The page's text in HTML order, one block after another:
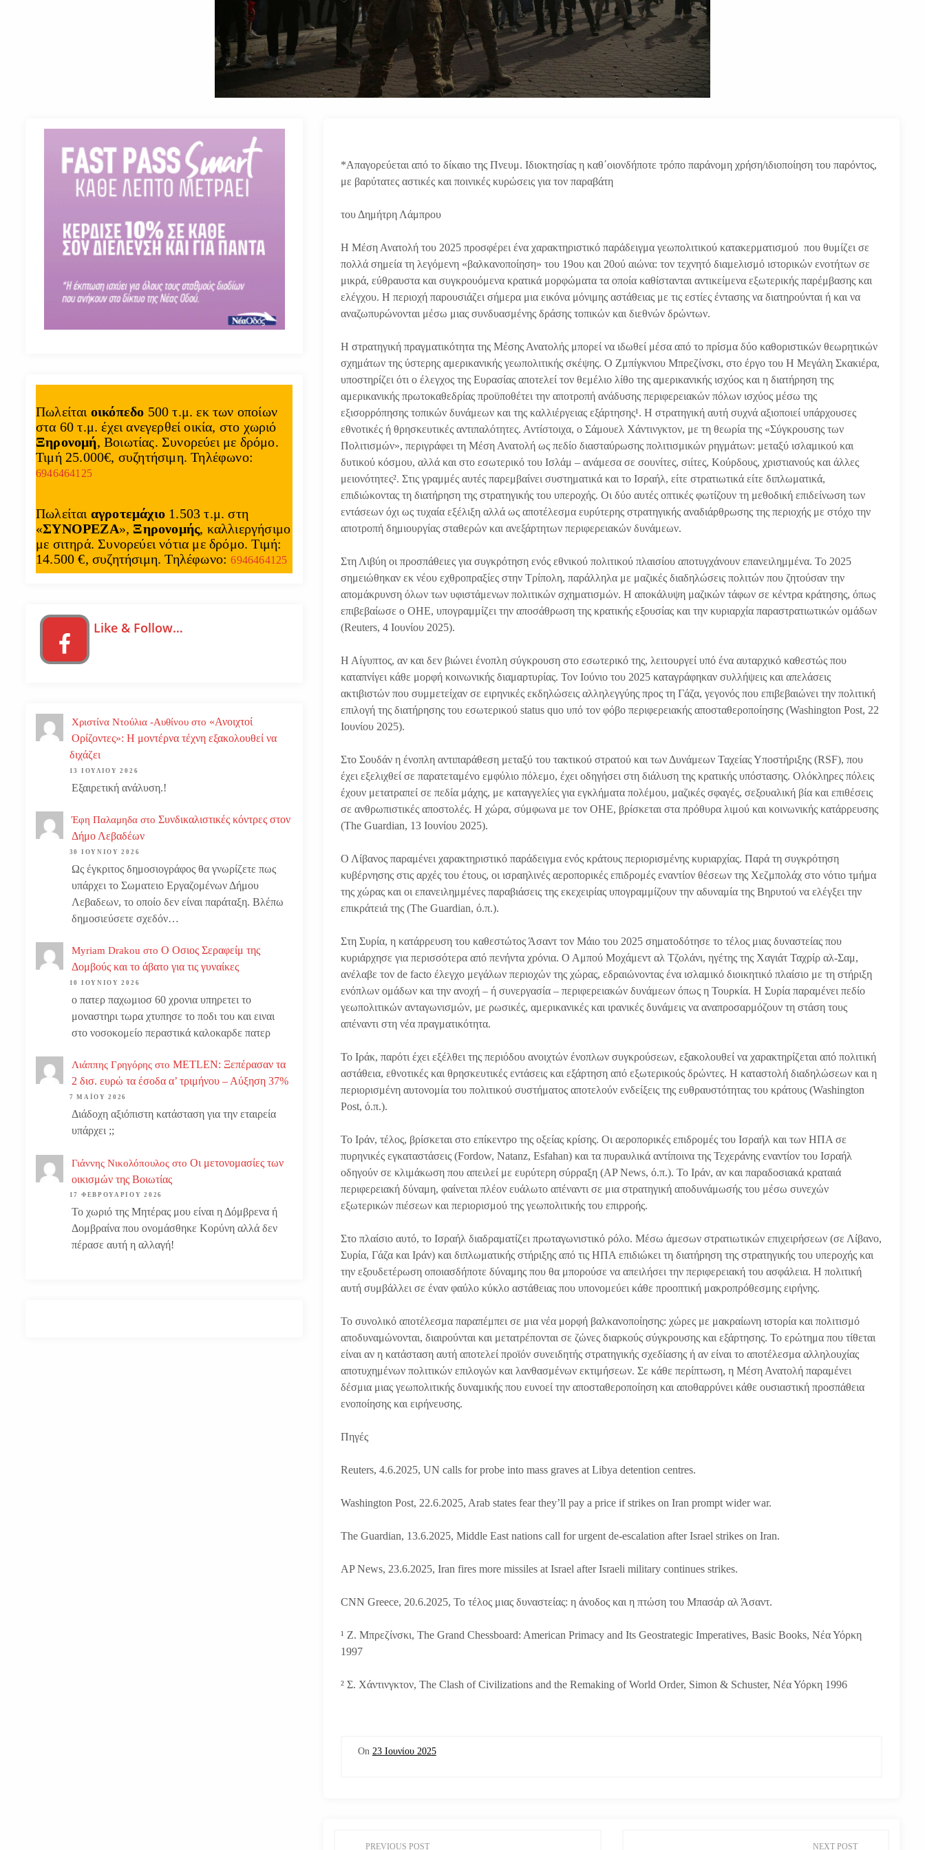
*Απαγορεύεται από το δίκαιο της Πνευμ. Ιδιοκτησίας η καθ΄οιονδήποτε τρόπο παράνομη χρήση/ιδιοποίηση του παρόντος,
με βαρύτατες αστικές και ποινικές κυρώσεις για τον παραβάτη
του Δημήτρη Λάμπρου
Η Μέση Ανατολή του 2025 προσφέρει ένα χαρακτηριστικό παράδειγμα γεωπολιτικού κατακερματισμού που θυμίζει σε
πολλά σημεία τη λεγόμενη «βαλκανοποίηση» του 19ου και 20ού αιώνα: τον τεχνητό διαμελισμό ιστορικών ενοτήτων σε
μικρά, εύθραυστα και συγκρουόμενα κρατικά μορφώματα τα οποία καθίστανται αντικείμενα εξωτερικής παρέμβασης και
ελέγχου. Η περιοχή παρουσιάζει σήμερα μια εικόνα μόνιμης αστάθειας με τις εστίες έντασης να διατηρούνται ή και να
αναζωπυρώνονται μέσω μιας συνδυασμένης δράσης τοπικών και διεθνών δρώντων.
Η στρατηγική πραγματικότητα της Μέσης Ανατολής μπορεί να ιδωθεί μέσα από το πρίσμα δύο καθοριστικών θεωρητικών
σχημάτων της ύστερης αμερικανικής γεωπολιτικής σκέψης. Ο Ζμπίγκνιου Μπρεζίνσκι, στο έργο του Η Μεγάλη Σκακιέρα,
υποστηρίζει ότι ο έλεγχος της Ευρασίας αποτελεί τον θεμέλιο λίθο της αμερικανικής ισχύος και η διατήρηση της
αμερικανικής πρωτοκαθεδρίας προϋποθέτει την αποτροπή ανάδυσης περιφερειακών πόλων ισχύος μέσω της
εξισορρόπησης τοπικών δυνάμεων και της καλλιέργειας εξάρτησης¹. Η στρατηγική αυτή συχνά αξιοποιεί υπάρχουσες
εθνοτικές ή θρησκευτικές αντιπαλότητες. Αντίστοιχα, ο Σάμουελ Χάντινγκτον, με τη θεωρία της «Σύγκρουσης των
Πολιτισμών», περιγράφει τη Μέση Ανατολή ως πεδίο διασταύρωσης πολιτισμικών ρηγμάτων: μεταξύ ισλαμικού και
δυτικού κόσμου, αλλά και στο εσωτερικό του Ισλάμ – ανάμεσα σε σουνίτες, σιίτες, Κούρδους, χριστιανούς και άλλες
μειονότητες². Στις γραμμές αυτές παρεμβαίνει συστηματικά και το Ισραήλ, είτε στρατιωτικά είτε διπλωματικά,
επιδιώκοντας τη διατήρηση της στρατηγικής του υπεροχής. Οι δύο αυτές οπτικές φωτίζουν τη μεθοδική επιδείνωση των
εντάσεων όχι ως τυχαία εξέλιξη αλλά ως αποτέλεσμα ευρύτερης στρατηγικής αναδιάρθρωσης της περιοχής με στόχο την
αποτροπή δημιουργίας σταθερών και ανεξάρτητων περιφερειακών δυνάμεων.
Στη Λιβύη οι προσπάθειες για συγκρότηση ενός εθνικού πολιτικού πλαισίου αποτυγχάνουν επανειλημμένα. Το 2025
σημειώθηκαν εκ νέου εχθροπραξίες στην Τρίπολη, παράλληλα με μαζικές διαδηλώσεις πολιτών που ζητούσαν την
απομάκρυνση όλων των υφιστάμενων πολιτικών σχηματισμών. Η αποκάλυψη μαζικών τάφων σε κέντρα κράτησης, όπως
επιβεβαίωσε ο ΟΗΕ, υπογραμμίζει την αποσάθρωση της κρατικής εξουσίας και την κυριαρχία παραστρατιωτικών ομάδων
(Reuters, 4 Ιουνίου 2025).
Η Αίγυπτος, αν και δεν βιώνει ένοπλη σύγκρουση στο εσωτερικό της, λειτουργεί υπό ένα αυταρχικό καθεστώς που
καταπνίγει κάθε μορφή κοινωνικής διαμαρτυρίας. Τον Ιούνιο του 2025 καταγράφηκαν συλλήψεις και απελάσεις
ακτιβιστών που συμμετείχαν σε ειρηνικές εκδηλώσεις αλληλεγγύης προς τη Γάζα, γεγονός που επιβεβαιώνει την πολιτική
επιλογή της διατήρησης του εσωτερικού status quo υπό τον φόβο περιφερειακής αποσταθεροποίησης (Washington Post, 22
Ιουνίου 2025).
Στο Σουδάν η ένοπλη αντιπαράθεση μεταξύ του τακτικού στρατού και των Δυνάμεων Ταχείας Υποστήριξης (RSF), που
έχει εξελιχθεί σε παρατεταμένο εμφύλιο πόλεμο, έχει οδηγήσει στη διάλυση της κρατικής υπόστασης. Ολόκληρες πόλεις
έχουν μετατραπεί σε πεδία μάχης, με καταγγελίες για εγκλήματα πολέμου, μαζικές σφαγές, σεξουαλική βία και επιθέσεις
σε ανθρωπιστικές αποστολές. Η χώρα, σύμφωνα με τον ΟΗΕ, βρίσκεται στα πρόθυρα λιμού και κοινωνικής κατάρρευσης
(The Guardian, 13 Ιουνίου 2025).
Ο Λίβανος παραμένει χαρακτηριστικό παράδειγμα ενός κράτους περιορισμένης κυριαρχίας. Παρά τη συγκρότηση
κυβέρνησης στις αρχές του έτους, οι ισραηλινές αεροπορικές επιδρομές εναντίον θέσεων της Χεζμπολάχ στο νότιο τμήμα
της χώρας και οι επανειλημμένες παραβιάσεις της εκεχειρίας υπογραμμίζουν την αδυναμία της Βηρυτού να ελέγξει την
επικράτειά της (The Guardian, ό.π.).
Στη Συρία, η κατάρρευση του καθεστώτος Άσαντ τον Μάιο του 2025 σηματοδότησε το τέλος μιας δυναστείας που
κυριάρχησε για περισσότερα από πενήντα χρόνια. Ο Αμπού Μοχάμεντ αλ Τζολάνι, ηγέτης της Χαγιάτ Ταχρίρ αλ-Σαμ,
ανέλαβε τον de facto έλεγχο μεγάλων περιοχών της χώρας, εδραιώνοντας ένα ισλαμικό διοικητικό πλαίσιο με τη στήριξη
ενόπλων ομάδων και την ανοχή – ή συνεργασία – περιφερειακών δυνάμεων όπως η Τουρκία. Η Συρία παραμένει πεδίο
γεωπολιτικών ανταγωνισμών, με ρωσικές, αμερικανικές και ιρανικές δυνάμεις να αναπροσαρμόζουν τη στάση τους
απέναντι στη νέα πραγματικότητα.
Το Ιράκ, παρότι έχει εξέλθει της περιόδου ανοιχτών ένοπλων συγκρούσεων, εξακολουθεί να χαρακτηρίζεται από πολιτική
αστάθεια, εθνοτικές και θρησκευτικές εντάσεις και εξάρτηση από εξωτερικούς δρώντες. Η καταστολή διαδηλώσεων και η
περιορισμένη αυτονομία του πολιτικού συστήματος αποτελούν ενδείξεις της ευθραυστότητας του κράτους (Washington
Post, ό.π.).
Το Ιράν, τέλος, βρίσκεται στο επίκεντρο της οξείας κρίσης. Οι αεροπορικές επιδρομές του Ισραήλ και των ΗΠΑ σε
πυρηνικές εγκαταστάσεις (Fordow, Natanz, Esfahan) και τα πυραυλικά αντίποινα της Τεχεράνης εναντίον του Ισραήλ
οδηγούν σε κλιμάκωση που απειλεί με ευρύτερη σύρραξη (AP News, ό.π.). Το Ιράν, αν και παραδοσιακά κραταιά
περιφερειακή δύναμη, φαίνεται πλέον ευάλωτο απέναντι σε μια στρατηγική αποδυνάμωσής του μέσω συνεχών
εξωτερικών πιέσεων και περιορισμού της γεωπολιτικής του επιρροής.
Στο πλαίσιο αυτό, το Ισραήλ διαδραματίζει πρωταγωνιστικό ρόλο. Μέσω άμεσων στρατιωτικών επιχειρήσεων (σε Λίβανο,
Συρία, Γάζα και Ιράν) και διπλωματικής στήριξης από τις ΗΠΑ επιδιώκει τη διατήρηση της στρατηγικής του υπεροχής και
την εξουδετέρωση οποιασδήποτε δύναμης που θα μπορούσε να απειλήσει την περιφερειακή του ασφάλεια. Η πολιτική
αυτή συμβάλλει σε έναν φαύλο κύκλο αστάθειας που υπονομεύει κάθε προοπτική μακροπρόθεσμης ειρήνης.
Το συνολικό αποτέλεσμα παραπέμπει σε μια νέα μορφή βαλκανοποίησης: χώρες με μακραίωνη ιστορία και πολιτισμό
αποδυναμώνονται, διαιρούνται και μετατρέπονται σε ζώνες διαρκούς σύγκρουσης και εξάρτησης. Το ερώτημα που τίθεται
είναι αν η κατάσταση αυτή αποτελεί προϊόν συνειδητής στρατηγικής σχεδίασης ή αν είναι το αποτέλεσμα αλληλουχίας
αποτυχημένων πολιτικών επιλογών και λανθασμένων εκτιμήσεων. Σε κάθε περίπτωση, η Μέση Ανατολή παραμένει
δέσμια μιας γεωπολιτικής δυναμικής που ευνοεί την αποσταθεροποίηση και αποθαρρύνει κάθε ουσιαστική προσπάθεια
ενοποίησης και ειρήνευσης.
Πηγές
Reuters, 4.6.2025, UN calls for probe into mass graves at Libya detention centres.
Washington Post, 22.6.2025, Arab states fear they’ll pay a price if strikes on Iran prompt wider war.
The Guardian, 13.6.2025, Middle East nations call for urgent de-escalation after Israel strikes on Iran.
AP News, 23.6.2025, Iran fires more missiles at Israel after Israeli military continues strikes.
CNN Greece, 20.6.2025, Το τέλος μιας δυναστείας: η άνοδος και η πτώση του Μπασάρ αλ Άσαντ.
¹ Ζ. Μπρεζίνσκι, The Grand Chessboard: American Primacy and Its Geostrategic Imperatives, Basic Books, Νέα Υόρκη
1997
² Σ. Χάντινγκτον, The Clash of Civilizations and the Remaking of World Order, Simon & Schuster, Νέα Υόρκη 1996
On 23 Ιουνίου 2025
PREVIOUS POST NEXT POST
Πωλείται οικόπεδο 500 τ.μ. εκ των οποίων
στα 60 τ.μ. έχει ανεγερθεί οικία, στο χωριό
Ξηρονομή, Βοιωτίας. Συνορεύει με δρόμο.
Τιμή 25.000€, συζητήσιμη. Τηλέφωνο:
6946464125
Πωλείται αγροτεμάχιο 1.503 τ.μ. στη
«ΣΥΝΟΡΕΖΑ», Ξηρονομής, καλλιεργήσιμο
με σιτηρά. Συνορεύει νότια με δρόμο. Τιμή:
14.500 €, συζητήσιμη. Τηλέφωνο:6946464125
Like & Follow…
Χριστίνα Ντούλια -Αυθίνου στο «Ανοιχτοί
Ορίζοντες»: Η μοντέρνα τέχνη εξακολουθεί να
διχάζει
13 ΙΟΥΛΊΟΥ 2026
Εξαιρετική ανάλυση.!
Έφη Παλαμηδα στο Συνδικαλιστικές κόντρες στον
Δήμο Λεβαδέων
30 ΙΟΥΝΊΟΥ 2026
Ως έγκριτος δημοσιογράφος θα γνωρίζετε πως
υπάρχει το Σωματειο Εργαζομένων Δήμου
Λεβαδεων, το οποίο δεν είναι παράταξη. Βλέπω
δημοσιεύσετε σχεδόν…
Myriam Drakou στο Ο Οσιος Σεραφείμ της
Δομβούς και το άβατο για τις γυναίκες
10 ΙΟΥΝΊΟΥ 2026
ο πατερ παχωμιοσ 60 χρονια υπηρετει το
μοναστηρι τωρα χτυπησε το ποδι του και ειναι
στο νοσοκομείο περαστικά καλοκαρδε πατερ
Λιάππης Γρηγόρης στο METLEN: Ξεπέρασαν τα
2 δισ. ευρώ τα έσοδα α’ τριμήνου – Αύξηση 37%
7 ΜΑΪ́ΟΥ 2026
Διάδοχη αξιόπιστη κατάσταση για την εταιρεία
υπάρχει ;;
Γιάννης Νικολόπουλος στο Οι μετονομασίες των
οικισμών της Βοιωτίας
17 ΦΕΒΡΟΥΑΡΊΟΥ 2026
Το χωριό της Μητέρας μου είναι η Δόμβρενα ή
Δομβραίνα που ονομάσθηκε Κορύνη αλλά δεν
πέρασε αυτή η αλλαγή!